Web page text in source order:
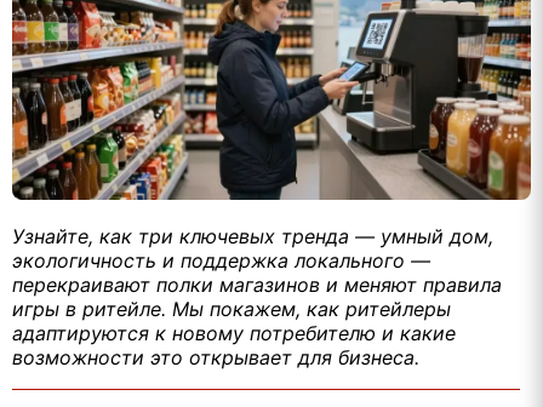
Узнайте, как три ключевых тренда — умный дом,
экологичность и поддержка локального —
перекраивают полки магазинов и меняют правила
игры в ритейле. Мы покажем, как ритейлеры
адаптируются к новому потребителю и какие
возможности это открывает для бизнеса.